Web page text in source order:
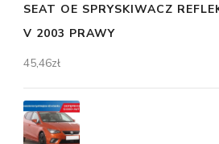
SEAT OE SPRYSKIWACZ
V 2003 PRAWY
45,46zł